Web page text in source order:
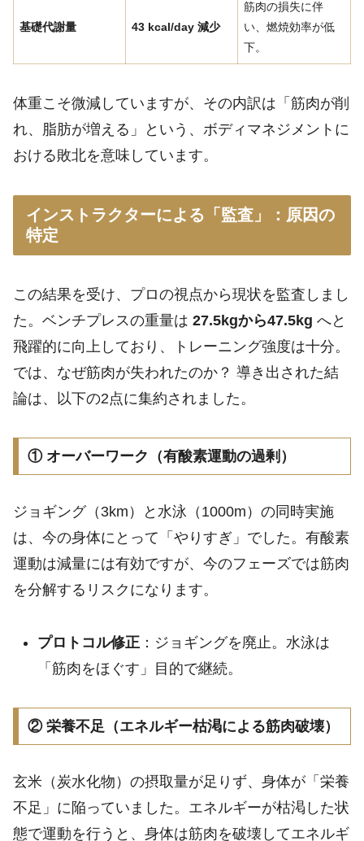
基礎代謝量 43 kcal/day 減少
筋肉の損失に伴
い、燃焼効率が低
下。
体重こそ微減していますが、その内訳は「筋肉が削
れ、脂肪が増える」という、ボディマネジメントに
おける敗北を意味しています。
インストラクターによる「監査」：原因の
特定
この結果を受け、プロの視点から現状を監査しまし
た。ベンチプレスの重量は 27.5kgから47.5kg へと
飛躍的に向上しており、トレーニング強度は十分。
では、なぜ筋肉が失われたのか？ 導き出された結
論は、以下の2点に集約されました。
① オーバーワーク（有酸素運動の過剰）
ジョギング（3km）と水泳（1000m）の同時実施
は、今の身体にとって「やりすぎ」でした。有酸素
運動は減量には有効ですが、今のフェーズでは筋肉
を分解するリスクになります。
プロトコル修正：ジョギングを廃止。水泳は
「筋肉をほぐす」目的で継続。
② 栄養不足（エネルギー枯渇による筋肉破壊）
玄米（炭水化物）の摂取量が足りず、身体が「栄養
不足」に陥っていました。エネルギーが枯渇した状
態で運動を行うと、身体は筋肉を破壊してエネルギ